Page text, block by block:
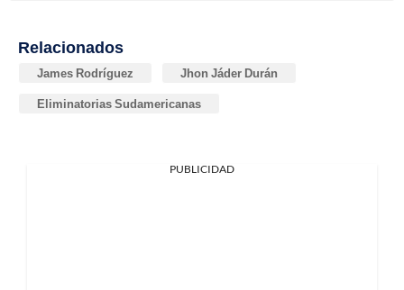
Relacionados
James Rodríguez Jhon Jáder Durán
Eliminatorias Sudamericanas
PUBLICIDAD